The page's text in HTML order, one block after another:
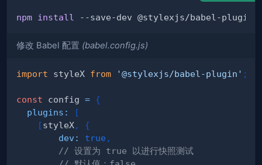
npm install
修改 Babel 配置 (babel.config.js)
import styleX from '@stylexjs/babel-plugin' ;
const config = {
plugins :
[
[styleX,
{
dev : true ,
// 设置为 true 以进行快照测试